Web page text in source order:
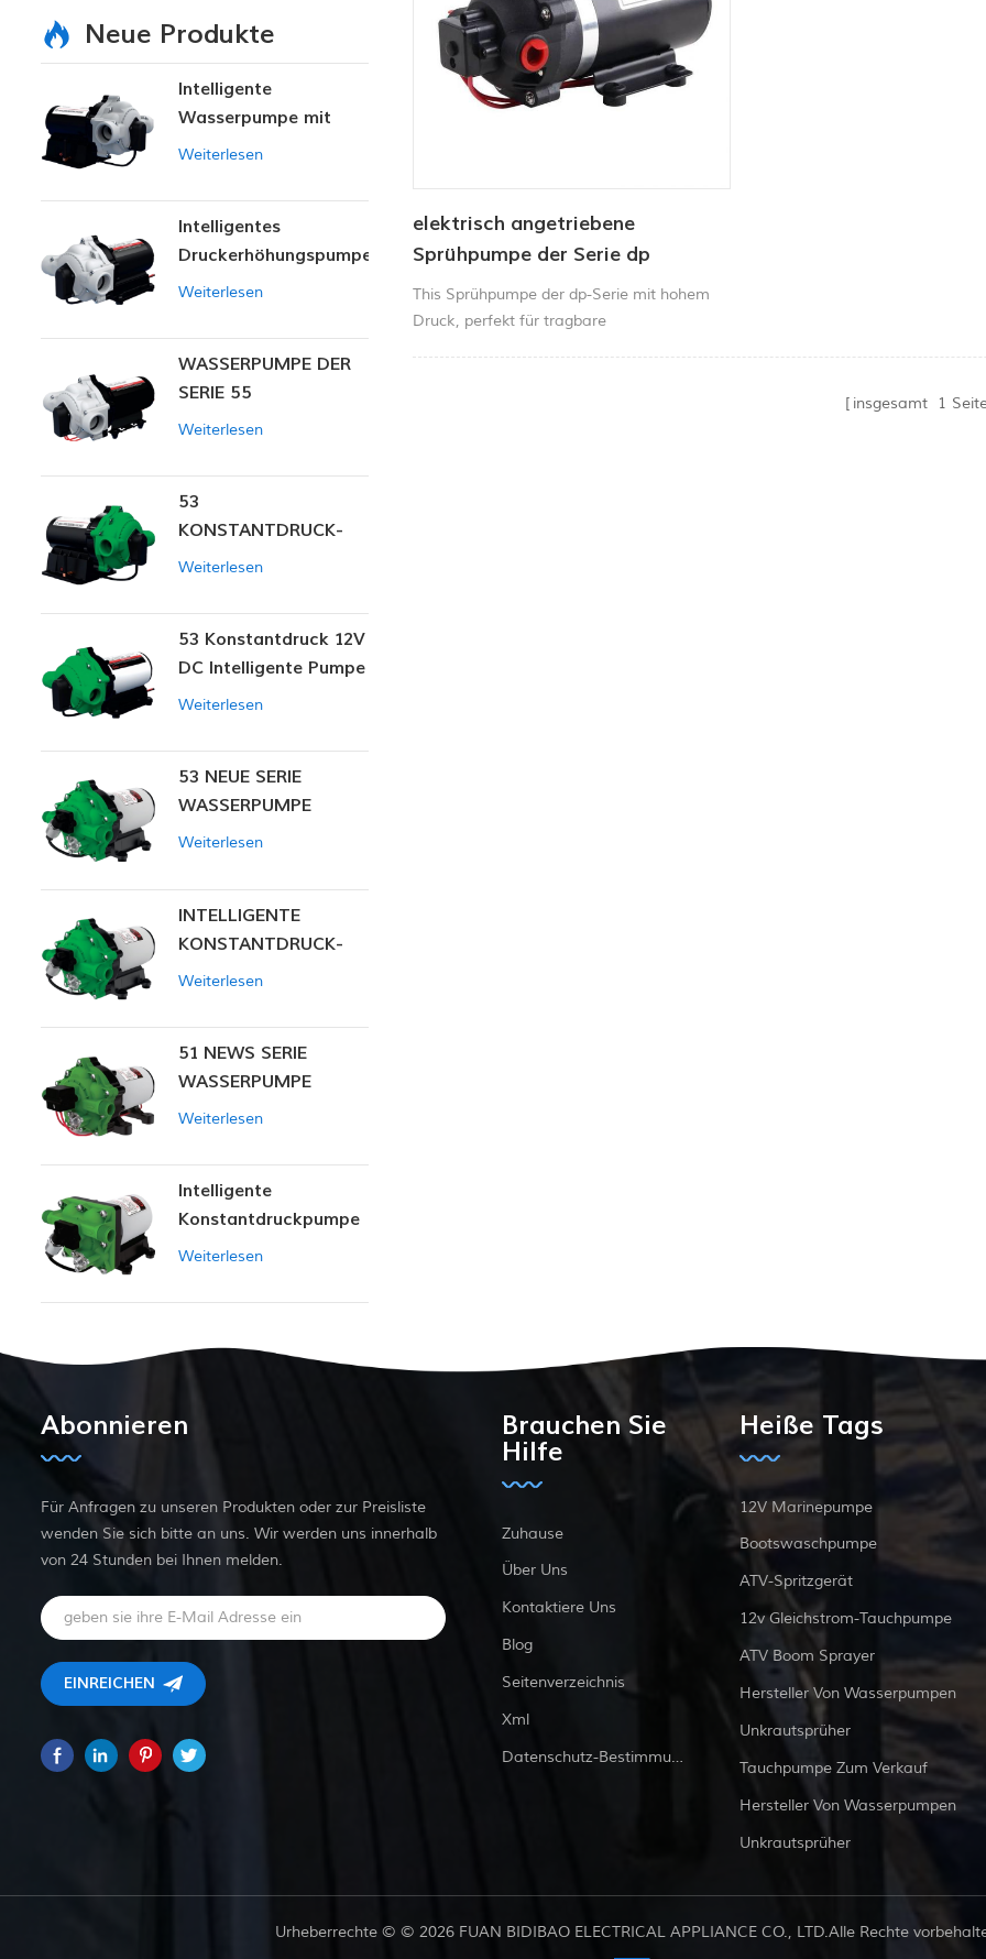
elektrisch angetriebene
Sprühpumpe der Serie dp
This Sprühpumpe der dp-Serie mit hohem
Druck, perfekt für tragbare
insgesamt 1
Neue Produkte
Intelligente
Wasserpumpe mit
variablem Druck
Weiterlesen
Intelligentes
Druckerhöhungspumpen-
Set
Weiterlesen
WASSERPUMPE DER
SERIE 55
Weiterlesen
53
KONSTANTDRUCK-
INTELLIGENTE PUMPE
Weiterlesen
53 Konstantdruck 12V
DC Intelligente Pumpe
Weiterlesen
53 NEUE SERIE
WASSERPUMPE
Weiterlesen
INTELLIGENTE
KONSTANTDRUCK-
MEMBRANPUMPE
Weiterlesen
51 NEWS SERIE
WASSERPUMPE
Weiterlesen
Intelligente
Konstantdruckpumpe
der Serie ZN-42
Weiterlesen
Abonnieren
Für Anfragen zu unseren Produkten oder zur Preisliste
wenden Sie sich bitte an uns. Wir werden uns innerhalb
von 24 Stunden bei Ihnen melden.
Brauchen Sie
Hilfe
Zuhause
Über Uns
Kontaktiere Uns
Blog
Seitenverzeichnis
Xml
Datenschutz-Bestimmungen
Heiße Tags
12V Marinepumpe
Bootswaschpumpe
ATV-Spritzgerät
12v Gleichstrom-Tauchpumpe
ATV Boom Sprayer
Hersteller Von Wasserpumpen
Unkrautsprüher
Tauchpumpe Zum Verkauf
Hersteller Von Wasserpumpen
Unkrautsprüher
Urheberrechte © © 2026 FUAN BIDIBAO ELECTRICAL APPLIANCE CO., LTD.Alle Rechte